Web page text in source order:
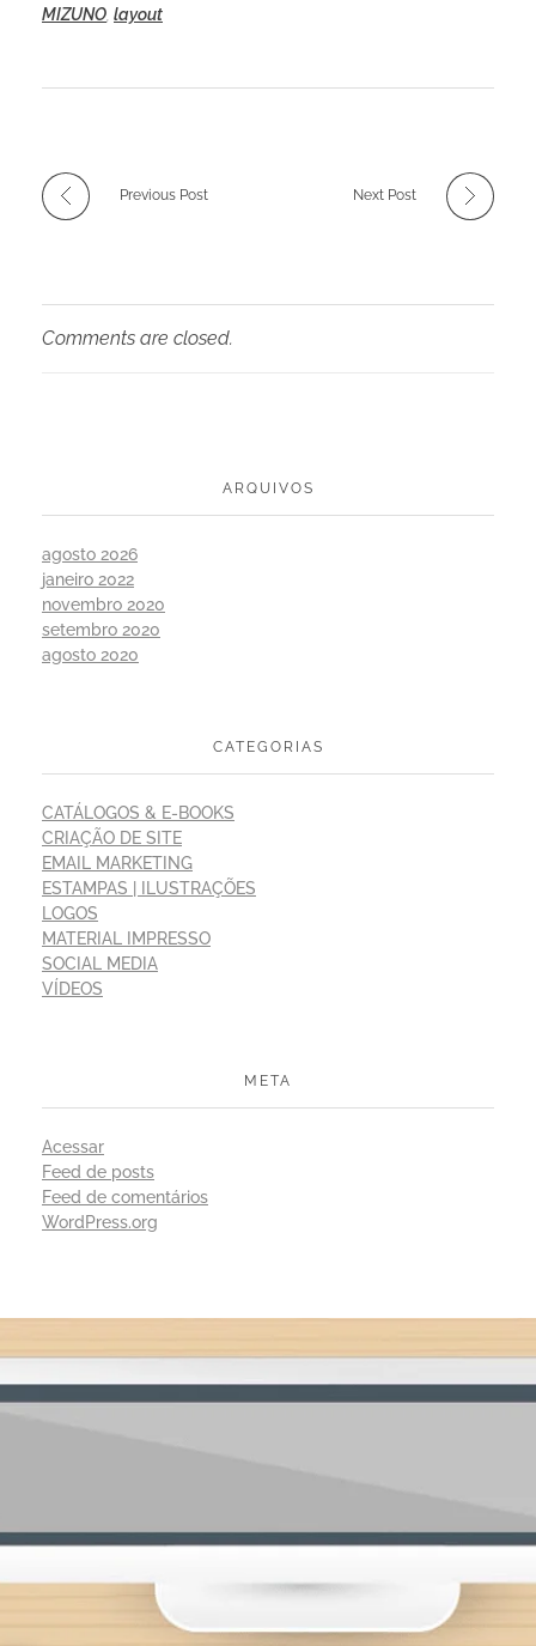
MIZUNO layout
Previous Post Next Post
Comments are closed.
ARQUIVOS
agosto 2026
janeiro 2022
novembro 2020
setembro 2020
agosto 2020
CATEGORIAS
CATÁLOGOS & E-BOOKS
CRIAÇÃO DE SITE
EMAIL MARKETING
ESTAMPAS | ILUSTRAÇÕES
LOGOS
MATERIAL IMPRESSO
SOCIAL MEDIA
VÍDEOS
META
Acessar
Feed de posts
Feed de comentários
WordPress.org